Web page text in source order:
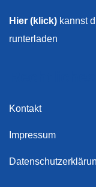
Hier (klick) kannst
runterladen
Kontakt
Impressum